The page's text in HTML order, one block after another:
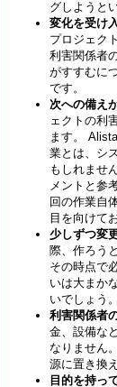
グしようと
変化を受け
プロジェク
利害関係者
がすすむに
です。
次への備え
ェクトの利
ます。
業とは、シ
もしれません
メントと参
回の作業自
目を向けて
少しずつ変
際、作ろう
その時点で
いは大まか
いでしょう。
利害関係者
金、設備な
なりません
源に置き換
目的を持っ